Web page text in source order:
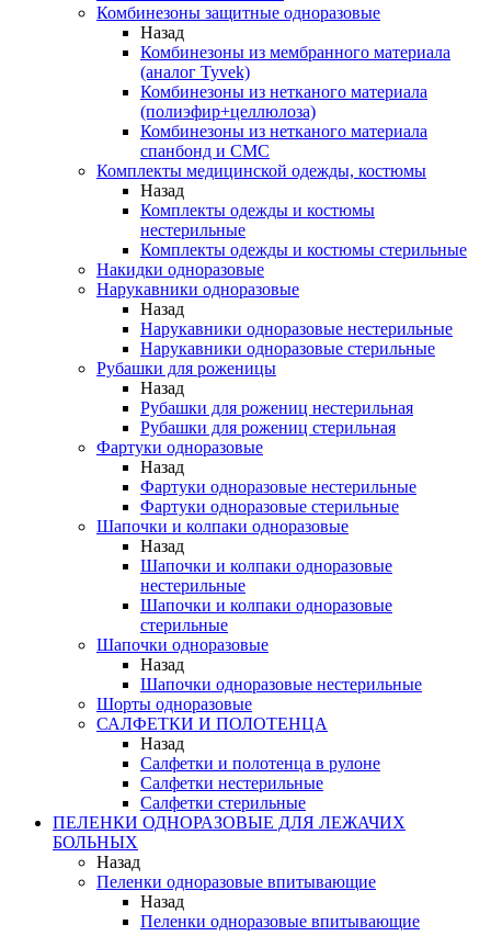
Комбинезоны защитные одноразовые
Назад
Комбинезоны из мембранного материала
(аналог Tyvek)
Комбинезоны из нетканого материала
(полиэфир+целлюлоза)
Комбинезоны из нетканого материала
спанбонд и СМС
Комплекты медицинской одежды, костюмы
Назад
Комплекты одежды и костюмы
нестерильные
Комплекты одежды и костюмы стерильные
Накидки одноразовые
Нарукавники одноразовые
Назад
Нарукавники одноразовые нестерильные
Нарукавники одноразовые стерильные
Рубашки для роженицы
Назад
Рубашки для рожениц нестерильная
Рубашки для рожениц стерильная
Фартуки одноразовые
Назад
Фартуки одноразовые нестерильные
Фартуки одноразовые стерильные
Шапочки и колпаки одноразовые
Назад
Шапочки и колпаки одноразовые
нестерильные
Шапочки и колпаки одноразовые
стерильные
Шапочки одноразовые
Назад
Шапочки одноразовые нестерильные
Шорты одноразовые
САЛФЕТКИ И ПОЛОТЕНЦА
Назад
Салфетки и полотенца в рулоне
Салфетки нестерильные
Салфетки стерильные
ПЕЛЕНКИ ОДНОРАЗОВЫЕ ДЛЯ ЛЕЖАЧИХ
БОЛЬНЫХ
Назад
Пеленки одноразовые впитывающие
Назад
Пеленки одноразовые впитывающие